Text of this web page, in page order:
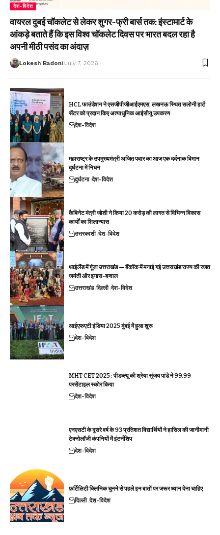
देश-विदेश
वायरल दुबई चॉकलेट से लेकर शुगर-फ्री बार्स तक: इंस्टामार्ट के
आंकड़े बताते हैं कि इस विश्व चॉकलेट दिवस पर भारत बदल रहा है
अपनी मीठी पसंद का अंदाज़
Lokesh Badoni July 7, 2026
HCL फाउंडेशन ने एसजीपीजीआईएमएस, लखनऊ स्थित सलोनी हार्ट
सेंटर को प्रदान किए अत्याधुनिक आईसीयू उपकरण
देश-विदेश
महाराष्ट्र के उपमुख्यमंत्री अजित पवार का आज एक दर्दनाक विमान
दुर्घटना में निधन
दुर्घटना देश-विदेश
कैबिनेट मंत्री जोशी ने किया 20 करोड़ की लागत से विभिन्न विकास
कार्यों का शिलान्यास
उत्तरकाशी देश-विदेश
थाईलैंड में गूंजा उत्तराखंड — बैंकॉक में मनाई गई उत्तराखंड राज्य की रजत
जयंती और इगास-बग्वाल
उत्तराखंड दिल्ली देश-विदेश
आईएफएटी इंडिया 2025 मुंबई में हुआ शुरू
देश-विदेश
MHT CET 2025 : पीडब्ल्यू की श्रेया सुंजय पांडे ने 99.99
परसेंटाइल स्कोर किया
देश-विदेश
एनएसटी के दूसरे वर्ष के 93 प्रतिशत विद्यार्थियों ने हासिल की जानीमानी
टेक्नोलॉजी कंपनियों में इंटर्नशिप
देश-विदेश
फ़र्टिलिटी क्लिनिक चुनने से पहले इन बातों पर जरूर ध्यान देना चाहिए
दिल्ली देश-विदेश